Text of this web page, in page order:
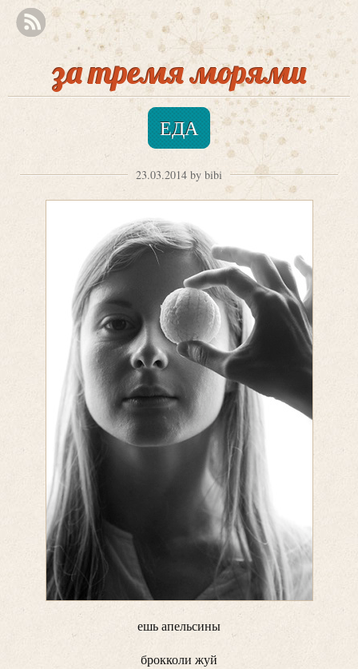
за тремя морями
ЕДА
23.03.2014 by bibi
ешь апельсины
брокколи жуй